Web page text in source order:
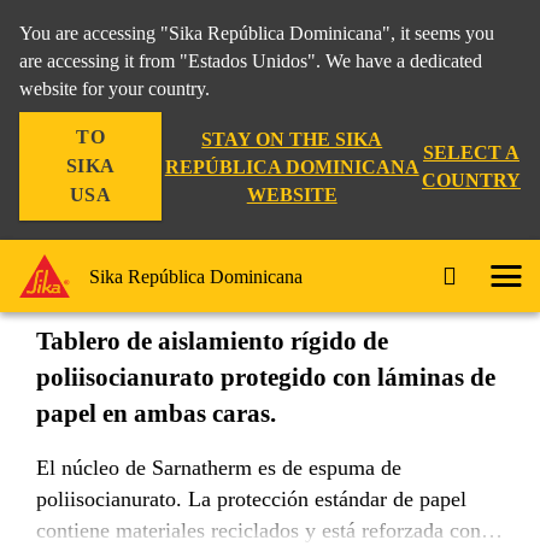
You are accessing "Sika República Dominicana", it seems you
are accessing it from "Estados Unidos". We have a dedicated
website for your country.
TO
SIKA
USA
STAY ON THE SIKA
REPÚBLICA DOMINICANA
WEBSITE
SELECT A
COUNTRY
Sika República Dominicana
Sarnatherm® ISO
Tablero de aislamiento rígido de
poliisocianurato protegido con láminas de
papel en ambas caras.
El núcleo de Sarnatherm es de espuma de
poliisocianurato. La protección estándar de papel
contiene materiales reciclados y está reforzada con